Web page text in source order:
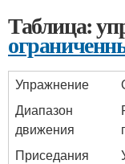
Таблица:
Упражнение
Диапазон
движения
Приседания